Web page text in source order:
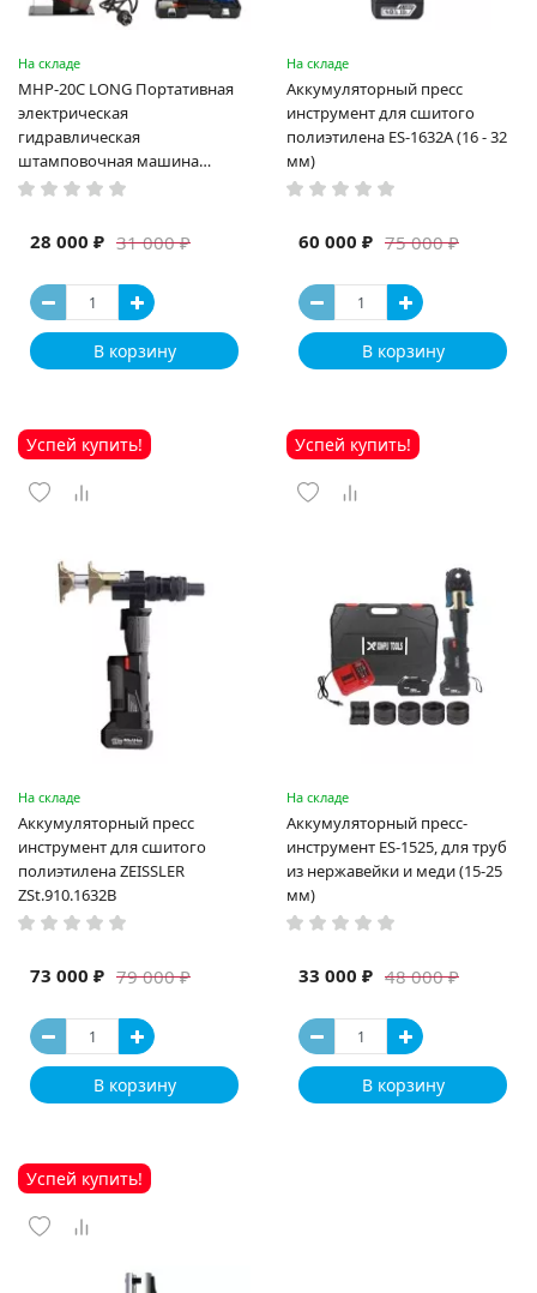
На складе
MHP-20C LONG Портативная
электрическая
гидравлическая
штамповочная машина
высокая мощность и мощный
машина
31 000 ₽
28 000 ₽
В корзину
На складе
Аккумуляторный пресс
инструмент для сшитого
полиэтилена ES-1632A (16 - 32
мм)
75 000 ₽
60 000 ₽
В корзину
Успей купить!
На складе
Аккумуляторный пресс
инструмент для сшитого
полиэтилена ZEISSLER
ZSt.910.1632B
79 000 ₽
73 000 ₽
В корзину
Успей купить!
На складе
Аккумуляторный пресс-
инструмент ES-1525, для труб
из нержавейки и меди (15-25
мм)
48 000 ₽
33 000 ₽
В корзину
Успей купить!